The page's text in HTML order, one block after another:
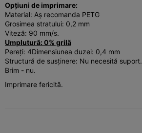
Opțiuni de imprimare:
Material: Aș recomanda PETG
Grosimea stratului: 0,2 mm
Viteză: 90 mm/s.
Umplutură: 0% grilă
Pereți: 4Dimensiunea duzei: 0,4 mm
Structură de susținere: Nu necesită suport.
Brim - nu.
Imprimare fericită.